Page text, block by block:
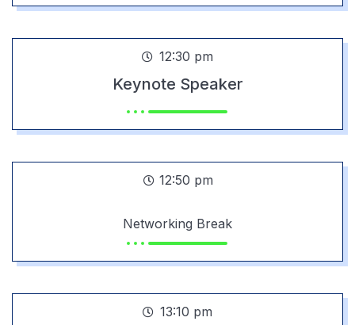
12:30 pm
Keynote Speaker
12:50 pm
Networking Break
13:10 pm